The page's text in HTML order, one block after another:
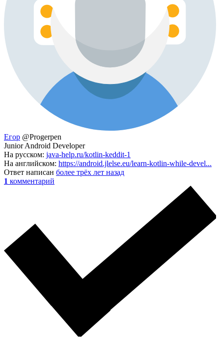
Егор @Progerpen
Junior Android Developer
На русском: java-help.ru/kotlin-keddit-1
На английском: https://android.jlelse.eu/learn-kotlin-while-devel...
Ответ написан более трёх лет назад
1 комментарий